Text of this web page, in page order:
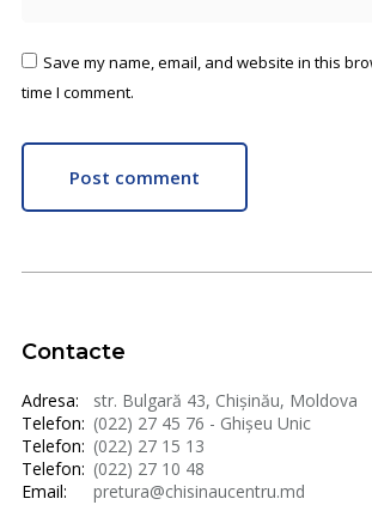
Save my name, email, and website in this
time I comment.
Post comment
Contacte
Adresa:
str. Bulgară 43, Chișinău, Moldova
Telefon: (022) 27 45 76 - Ghișeu Unic
Telefon: (022) 27 15 13
Telefon: (022) 27 10 48
Email:
pretura@chisinaucentru.md